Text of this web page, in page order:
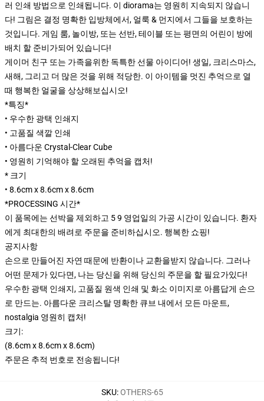
러 인쇄 방법으로 인쇄됩니다. 이 diorama는 영원히 지속되지 않습니
다! 그림은 결정 명확한 입방체에서, 얼룩 & 먼지에서 그들을 보호하는
것입니다. 게임 룸, 놀이방, 또는 선반, 테이블 또는 평면의 어린이 방에
배치 할 준비가되어 있습니다!
게이머 친구 또는 가족을위한 독특한 선물 아이디어! 생일, 크리스마스,
새해, 그리고 더 많은 것을 위해 적당한. 이 아이템을 멋진 추억으로 열
때 행복한 얼굴을 상상해보십시오!
*특징*
• 우수한 광택 인쇄지
• 고품질 색깔 인쇄
• 아름다운 Crystal-Clear Cube
• 영원히 기억해야 할 오래된 추억을 캡처!
* 크기
• 8.6cm x 8.6cm x 8.6cm
*PROCESSING 시간*
이 품목에는 선박을 제외하고 5 9 영업일의 가공 시간이 있습니다. 환자
에게 최대한의 배려로 주문을 준비하십시오. 행복한 쇼핑!
공지사항
손으로 만들어진 자연 때문에 반환이나 교환을받지 않습니다. 그러나
어떤 문제가 있다면, 나는 당신을 위해 당신의 주문을 할 필요가있다!
우수한 광택 인쇄지, 고품질 원색 인쇄 및 화소 이미지로 아름답게 손으
로 만드는. 아름다운 크리스탈 명확한 큐브 내에서 모든 마운트,
nostalgia 영원히 캡처!
크기:
(8.6cm x 8.6cm x 8.6cm)
주문은 추적 번호로 전송됩니다!
SKU:OTHERS-65